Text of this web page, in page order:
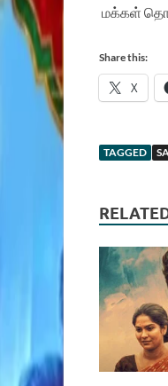
மக்கள்
Share this:
X
TAGGED